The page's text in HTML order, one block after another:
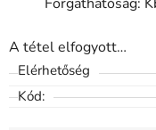
A tétel elfogyott…
Elérhetőség
Kód: